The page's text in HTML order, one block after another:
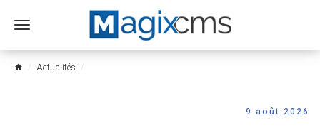
Ouvrir
menu
home Actualités
9 août 2026